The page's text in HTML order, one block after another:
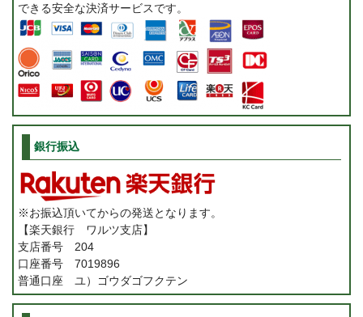
できる安全な決済サービスです。
銀行振込
※お振込頂いてからの発送となります。
【楽天銀行 ワルツ支店】
支店番号 204
口座番号 7019896
普通口座 ユ）ゴウダゴフクテン